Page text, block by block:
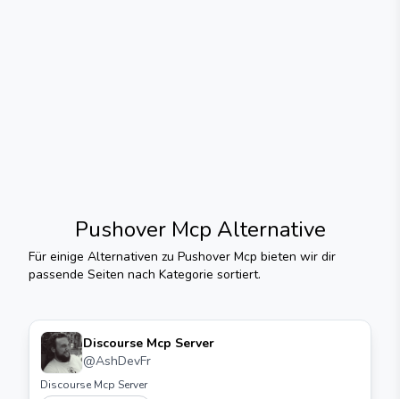
Pushover Mcp Alternative
Für einige Alternativen zu Pushover Mcp bieten wir dir
passende Seiten nach Kategorie sortiert.
Discourse Mcp Server
@AshDevFr
Discourse Mcp Server